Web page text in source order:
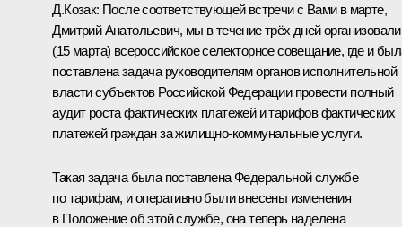
Д.Козак: После соответствующей встречи с Вами в марте,
Дмитрий Анатольевич, мы в течение трёх дней организовали
(15 марта) всероссийское селекторное совещание, где и
поставлена задача руководителям органов исполнительной
власти субъектов Российской Федерации провести полный
аудит роста фактических платежей и тарифов фактических
платежей граждан за жилищно-коммунальные услуги.
Такая задача была поставлена Федеральной службе
по тарифам, и оперативно были внесены изменения
в Положение об этой службе, она теперь наделена